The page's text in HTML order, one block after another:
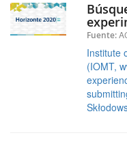
Fuente:
Institute
(IOMT,